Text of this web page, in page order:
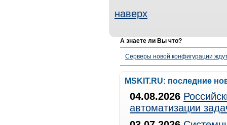
наверх
А знаете ли Вы что?
Серверы новой конфигурации
MSKIT.RU: последние
04.08.2026
автоматизации